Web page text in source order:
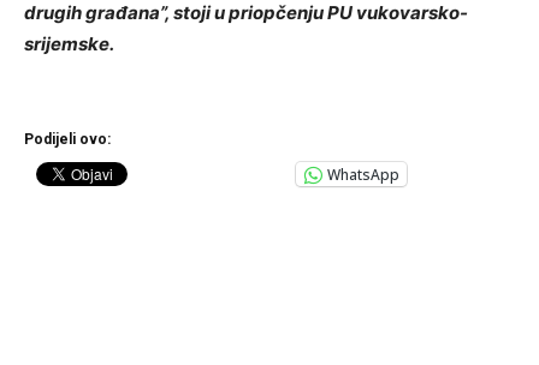
drugih građana”, stoji u priopčenju PU vukovarsko-
srijemske.
Podijeli ovo:
WhatsApp